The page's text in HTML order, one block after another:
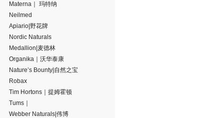
Materna｜ 玛特纳
Neilmed
Apiario|野花牌
Nordic Naturals
Medallion|麦德林
Organika｜沃华泰康
Nature’s Bounty|自然之宝
Robax
Tim Hortons｜提姆霍顿
Tums｜
Webber Naturals|伟博